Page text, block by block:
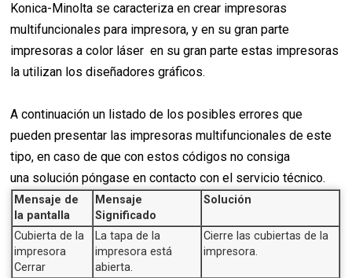
Konica-Minolta se caracteriza en crear impresoras
multifuncionales para impresora, y en su gran parte
impresoras a color láser en su gran parte estas impresoras
la utilizan los diseñadores gráficos.
A continuación un listado de los posibles errores que
pueden presentar las impresoras multifuncionales de este
tipo, en caso de que con estos códigos no consiga
una solución póngase en contacto con el servicio técnico.
Mensaje de
la pantalla
Mensaje
Significado
Solución
Cubierta de la
impresora
Cerrar
La tapa de la
impresora está
abierta.
Cierre las cubiertas de la
impresora.